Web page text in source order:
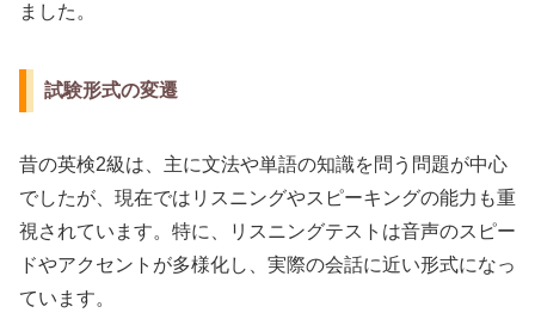
ました。
試験形式の変遷
昔の英検2級は、主に文法や単語の知識を問う問題が中心
でしたが、現在ではリスニングやスピーキングの能力も重
視されています。特に、リスニングテストは音声のスピー
ドやアクセントが多様化し、実際の会話に近い形式になっ
ています。